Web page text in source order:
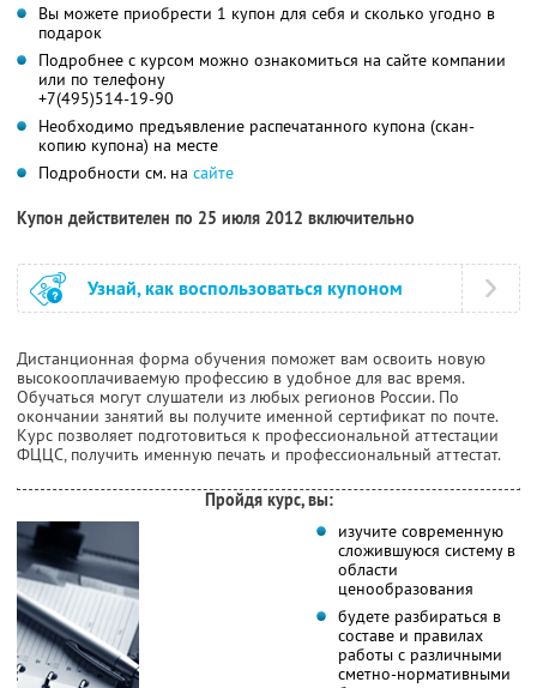
Вы можете приобрести 1 купон для себя и сколько угодно в
подарок
Подробнее с курсом можно ознакомиться на сайте компании
или по телефону
+7(495)514-19-90
Необходимо предъявление распечатанного купона (скан-
копию купона) на месте
Подробности см. на сайте
Купон действителен по 25 июля 2012 включительно
Узнай, как воспользоваться купоном
Дистанционная форма обучения поможет вам освоить новую
высокооплачиваемую профессию в удобное для вас время.
Обучаться могут слушатели из любых регионов России. По
окончании занятий вы получите именной сертификат по почте.
Курс позволяет подготовиться к профессиональной аттестации
ФЦЦС, получить именную печать и профессиональный аттестат.
Пройдя курс, вы:
изучите современную
сложившуюся систему в
области
ценообразования
будете разбираться в
составе и правилах
работы с различными
сметно-нормативными